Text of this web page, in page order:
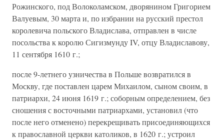
Рожинского, под Волоколамском, дворянином Григорием
Валуевым, 30 марта и, по избрании на русский престол
королевича польского Владислава, отправлен в числе
посольства к королю Сигизмунду IV, отцу Владиславову,
11 сентября 1610 г.;
после 9-летнего узничества в Польше возвратился в
Москву, где поставлен царем Михаилом, сыном своим, в
патриархи, 24 июня 1619 г.; соборным определением, без
сношения с восточными патриархами, установил (что
после него отменено) перекрещивать присоединяющихся
к православной церкви католиков, в 1620 г.; устроил